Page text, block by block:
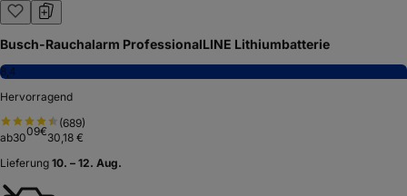
Busch-Rauchalarm ProfessionalLINE Lithiumbatterie
8,4
Hervorragend
(689)
ab3009€30,18 €
Lieferung 10. – 12. Aug.